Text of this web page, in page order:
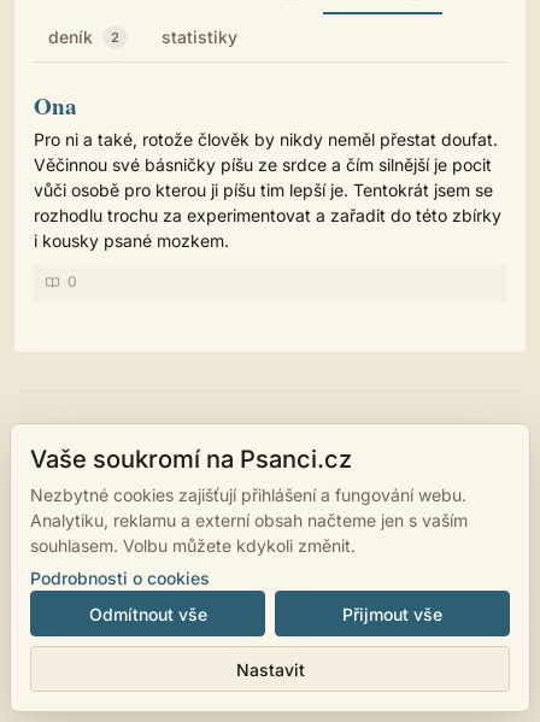
deník 2 statistiky
Ona
Pro ni a také, rotože člověk by nikdy neměl přestat doufat.
Věčinnou své básničky píšu ze srdce a čím silnější je pocit
vůči osobě pro kterou ji píšu tim lepší je. Tentokrát jsem se
rozhodlu trochu za experimentovat a zařadit do této zbírky
i kousky psané mozkem.
0
© 2007 - 2026psanci.cz•Nastavení cookies•Facebook• Programming
byLUKiO
Vaše soukromí na Psanci.cz
Nezbytné cookies zajišťují přihlášení a fungování webu.
Analytiku, reklamu a externí obsah načteme jen s vaším
souhlasem. Volbu můžete kdykoli změnit.
Podrobnosti o cookies
Odmítnout vše
Nastavit
Přijmout vše